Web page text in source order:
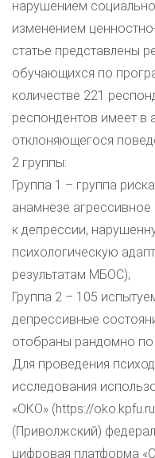
нарушением
изменением
статье представлены
обучающихся по
количестве 221
респондентов имеет в
отклоняющегося
2 группы:
Группа 1 – группа
анамнезе агрессивное
к депрессии,
психологическую
результатам МБОС);
Группа 2 – 105
депрессивные
отобраны рандомно
Для проведения
исследования
«ОКО» (https://
(Приволжский)
цифровая платформа